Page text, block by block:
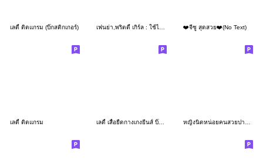
เลดี้ ติดแกรม (บิ๊กสติกเกอร์) เฟนย่า,พริตตี้ เกิร์ล : ใช้ได้ทุกวัน ❤️จีซู สุดสวย❤️(No Text)
เลดี้ ติดแกรม